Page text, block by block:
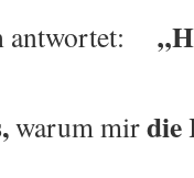
antwortet:
warum mirdie